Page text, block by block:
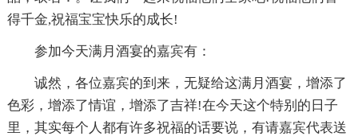
得千金,祝福宝宝快乐的成长!
参加今天满月酒宴的嘉宾有：
诚然，各位嘉宾的到来，无疑给这满月酒宴，增添了
色彩，增添了情谊，增添了吉祥!在今天这个特别的日子
里，其实每个人都有许多祝福的话要说，有请嘉宾代表送